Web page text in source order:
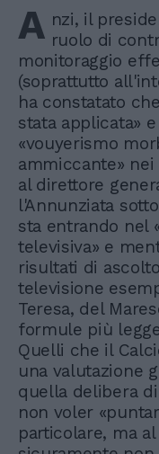
A nzi, il
ruolo di
monitoraggio
(soprattutto
ha constatato
stata applicata»
«vouyerismo
ammiccante»
al direttore
l'Annunziata
sta entrando nel
televisiva» e
risultati di
televisione
Teresa, del
formule più
Quelli che il
una valutazione
quella delibera
non voler
particolare, ma